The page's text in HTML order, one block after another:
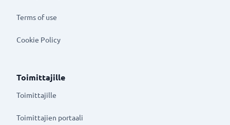
Terms of use
Cookie Policy
Toimittajille
Toimittajille
Toimittajien portaali